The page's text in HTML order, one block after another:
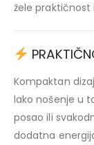
žele
Kompaktan
lako nošenje u
posao ili
dodatna